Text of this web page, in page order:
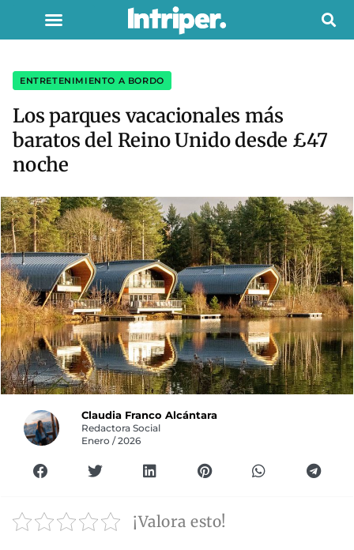
ENTRETENIMIENTO A BORDO
Los parques vacacionales más
baratos del Reino Unido desde £47
noche
Claudia Franco Alcántara
Redactora Social
Enero / 2026
¡Valora esto!